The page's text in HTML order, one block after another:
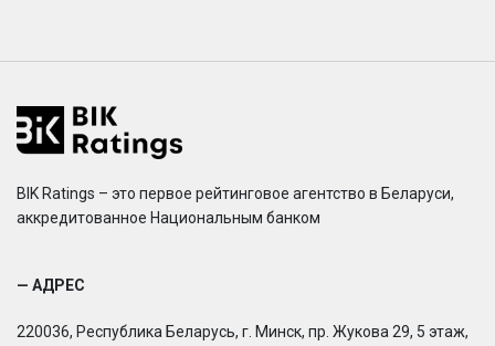
BIK Ratings – это первое рейтинговое агентство в Беларуси,
аккредитованное Национальным банком
— АДРЕС
220036, Республика Беларусь, г. Минск, пр. Жукова 29, 5 этаж,